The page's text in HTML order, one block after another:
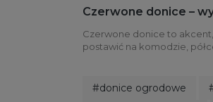
Czerwone donice –
Czerwone donice to
postawić na komodzie,
#donice ogrodowe